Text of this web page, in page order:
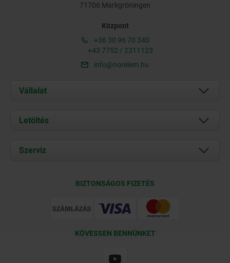
71706 Markgröningen
Központ
+36 30 96 70 340
+43 7752 / 2311123
info@norelem.hu
Vállalat
Rólunk
Kapcsolat
Letöltés
Documents
Szerviz
BIZTONSÁGOS FIZETÉS
KÖVESSEN BENNÜNKET